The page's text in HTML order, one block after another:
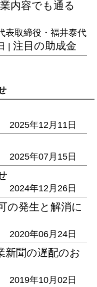
内容でも通る
表取締役・福井泰代
| 注目の助成金
2025年12月11日
2025年07月15日
2024年12月26日
の発生と解消に
2020年06月24日
新聞の遅配のお
2019年10月02日